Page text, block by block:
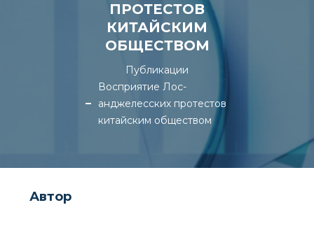
ПРОТЕСТОВ
КИТАЙСКИМ
ОБЩЕСТВОМ
Публикации
Восприятие Лос-
анджелесских протестов
китайским обществом
Автор